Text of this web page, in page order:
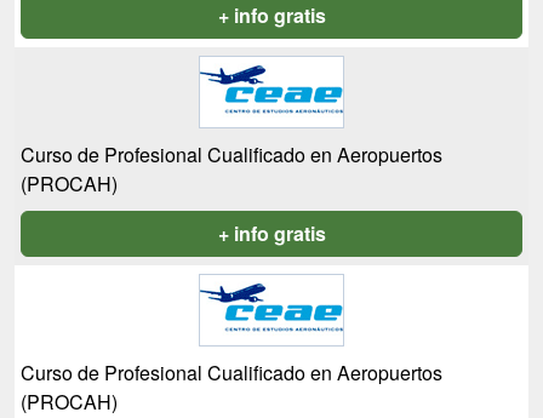
+ info gratis
Curso de Profesional Cualificado en Aeropuertos
(PROCAH)
+ info gratis
Curso de Profesional Cualificado en Aeropuertos
(PROCAH)